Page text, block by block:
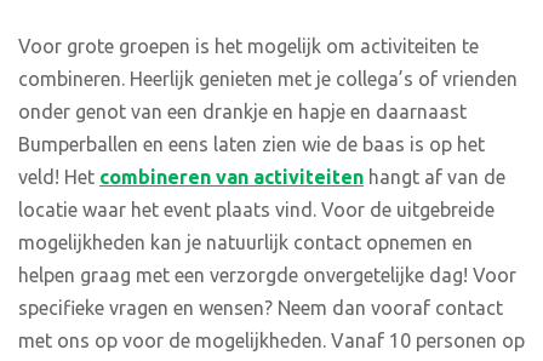
Voor grote groepen is het mogelijk om activiteiten te
combineren. Heerlijk genieten met je collega’s of vrienden
onder genot van een drankje en hapje en daarnaast
Bumperballen en eens laten zien wie de baas is op het
veld! Het combineren van activiteiten hangt af van de
locatie waar het event plaats vind. Voor de uitgebreide
mogelijkheden kan je natuurlijk contact opnemen en
helpen graag met een verzorgde onvergetelijke dag! Voor
specifieke vragen en wensen? Neem dan vooraf contact
met ons op voor de mogelijkheden. Vanaf 10 personen op